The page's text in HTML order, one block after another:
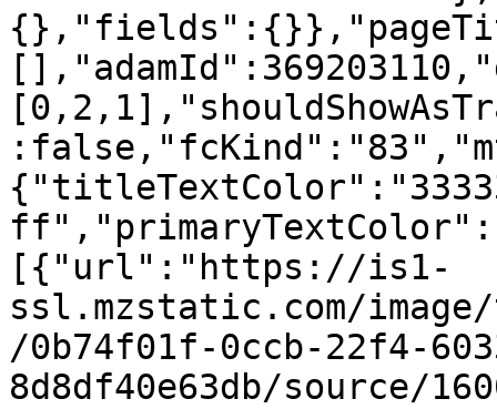
[{"url":"https://is1-
ssl.mzstatic.com/
/0b74f01f-0ccb-22f4-
8d8df40e63db/source/